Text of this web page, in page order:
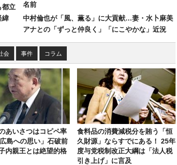
都立
緯
名前
中村倫也が「風、薫る」に大貢献…妻・水卜麻美
アナとの「ずっと仲良く」「にこやかな」近況
会 事件 コラム
あいさつはコピペ率
島への思い」石破前
内親王とは絶望的格
食料品の消費減税分を賄う「恒
久財源」ならすでにある！ 25年
度与党税制改正大綱は「法人税
引き上げ」に言及